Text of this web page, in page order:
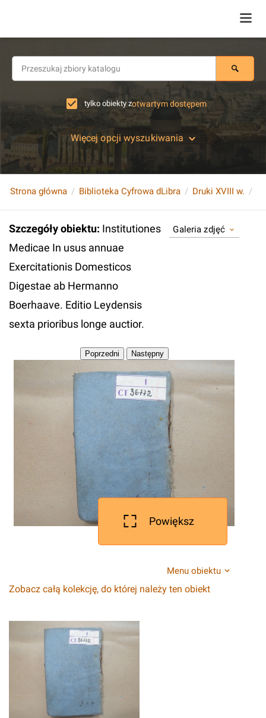
tylko obiekty zotwartym dostępem
Więcej opcji wyszukiwania
Strona główna Biblioteka Cyfrowa dLibra Druki XVIII w.
Szczegóły obiektu: Institutiones
Medicae In usus annuae
Exercitationis Domesticos
Digestae ab Hermanno
Boerhaave. Editio Leydensis
sexta prioribus longe auctior.
Galeria zdjęć
Powiększ
Menu obiektu
Zobacz całą kolekcję, do której należy ten obiekt